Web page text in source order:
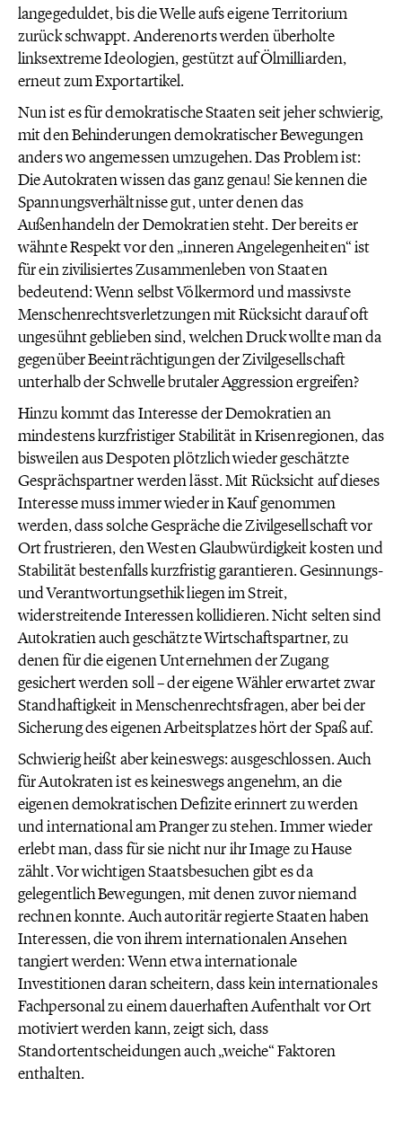
langegeduldet, bis die Welle aufs eigene Territorium
zurück schwappt. Anderenorts werden überholte
linksextreme Ideologien, gestützt auf Ölmilliarden,
erneut zum Exportartikel.
Nun ist es für demokratische Staaten seit jeher schwierig,
mit den Behinderungen demokratischer Bewegungen
anders wo angemessen umzugehen. Das Problem ist:
Die Autokraten wissen das ganz genau! Sie kennen die
Spannungsverhältnisse gut, unter denen das
Außenhandeln der Demokratien steht. Der bereits er
wähnte Respekt vor den „inneren Angelegenheiten“ ist
für ein zivilisiertes Zusammenleben von Staaten
bedeutend: Wenn selbst Völkermord und massivste
Menschenrechtsverletzungen mit Rücksicht darauf oft
ungesühnt geblieben sind, welchen Druck wollte man da
gegenüber Beeinträchtigungen der Zivilgesellschaft
unterhalb der Schwelle brutaler Aggression ergreifen?
Hinzu kommt das Interesse der Demokratien an
mindestens kurzfristiger Stabilität in Krisenregionen, das
bisweilen aus Despoten plötzlich wieder geschätzte
Gesprächspartner werden lässt. Mit Rücksicht auf dieses
Interesse muss immer wieder in Kauf genommen
werden, dass solche Gespräche die Zivilgesellschaft vor
Ort frustrieren, den Westen Glaubwürdigkeit kosten und
Stabilität bestenfalls kurzfristig garantieren. Gesinnungs-
und Verantwortungsethik liegen im Streit,
widerstreitende Interessen kollidieren. Nicht selten sind
Autokratien auch geschätzte Wirtschaftspartner, zu
denen für die eigenen Unternehmen der Zugang
gesichert werden soll – der eigene Wähler erwartet zwar
Standhaftigkeit in Menschenrechtsfragen, aber bei der
Sicherung des eigenen Arbeitsplatzes hört der Spaß auf.
Schwierig heißt aber keineswegs: ausgeschlossen. Auch
für Autokraten ist es keineswegs angenehm, an die
eigenen demokratischen Defizite erinnert zu werden
und international am Pranger zu stehen. Immer wieder
erlebt man, dass für sie nicht nur ihr Image zu Hause
zählt. Vor wichtigen Staatsbesuchen gibt es da
gelegentlich Bewegungen, mit denen zuvor niemand
rechnen konnte. Auch autoritär regierte Staaten haben
Interessen, die von ihrem internationalen Ansehen
tangiert werden: Wenn etwa internationale
Investitionen daran scheitern, dass kein internationales
Fachpersonal zu einem dauerhaften Aufenthalt vor Ort
motiviert werden kann, zeigt sich, dass
Standortentscheidungen auch „weiche“ Faktoren
enthalten.